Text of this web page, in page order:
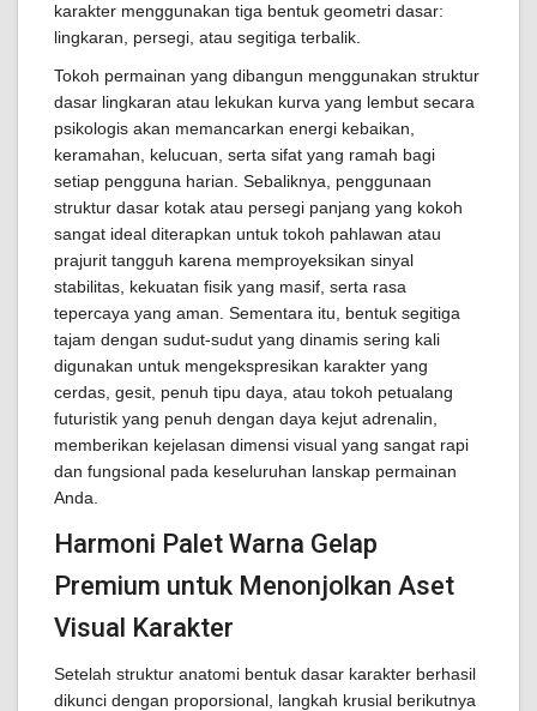
karakter menggunakan tiga bentuk geometri dasar:
lingkaran, persegi, atau segitiga terbalik.
Tokoh permainan yang dibangun menggunakan struktur
dasar lingkaran atau lekukan kurva yang lembut secara
psikologis akan memancarkan energi kebaikan,
keramahan, kelucuan, serta sifat yang ramah bagi
setiap pengguna harian. Sebaliknya, penggunaan
struktur dasar kotak atau persegi panjang yang kokoh
sangat ideal diterapkan untuk tokoh pahlawan atau
prajurit tangguh karena memproyeksikan sinyal
stabilitas, kekuatan fisik yang masif, serta rasa
tepercaya yang aman. Sementara itu, bentuk segitiga
tajam dengan sudut-sudut yang dinamis sering kali
digunakan untuk mengekspresikan karakter yang
cerdas, gesit, penuh tipu daya, atau tokoh petualang
futuristik yang penuh dengan daya kejut adrenalin,
memberikan kejelasan dimensi visual yang sangat rapi
dan fungsional pada keseluruhan lanskap permainan
Anda.
Harmoni Palet Warna Gelap
Premium untuk Menonjolkan Aset
Visual Karakter
Setelah struktur anatomi bentuk dasar karakter berhasil
dikunci dengan proporsional, langkah krusial berikutnya